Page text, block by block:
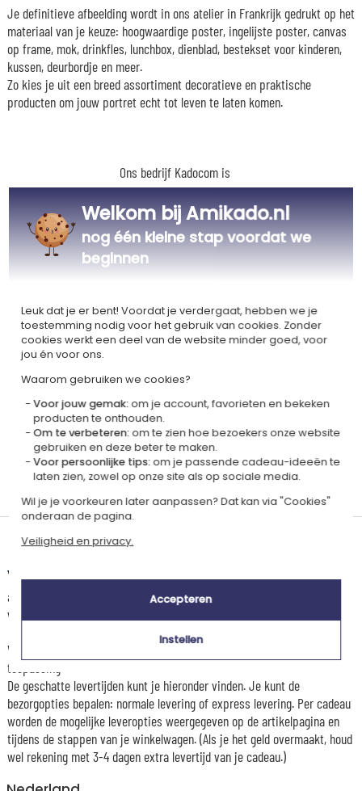
Ons bedrijf Kadocom is
Onze MVO-aanpak|Labels
Gepersonaliseerd
Je definitieve afbeelding wordt in ons atelier in Frankrijk gedrukt op het
materiaal van je keuze: hoogwaardige poster, ingelijste poster, canvas
op frame, mok, drinkfles, lunchbox, dienblad, bestekset voor kinderen,
kussen, deurbordje en meer.
Zo kies je uit een breed assortiment decoratieve en praktische
producten om jouw portret echt tot leven te laten komen.
Levertijd en verzendkosten
Dit artikel wordt gepersonaliseerd in ons Amikado
atelier. Het komt in aanmerking voor de aanbieding «Gratis verzending
vanaf 85 € aankoop» -
Voor elke bestelling onder 85 €, zijn de onderstaande verzendkosten van
toepassing.
De geschatte levertijden kunt je hieronder vinden. Je kunt de
bezorgopties bepalen: normale levering of express levering. Per cadeau
worden de mogelijke leveropties weergegeven op de artikelpagina en
tijdens de stappen van je winkelwagen. (Als je het geld overmaakt, houd
wel rekening met 3-4 dagen extra levertijd van je cadeau.)
Welkom bij Amikado.nl
nog één kleine stap voordat we
beginnen
Leuk dat je er bent! Voordat je verdergaat, hebben we je
toestemming nodig voor het gebruik van cookies. Zonder
cookies werkt een deel van de website minder goed, voor
jou én voor ons.
Waarom gebruiken we cookies?
Voor jouw gemak:om je account, favorieten en bekeken
producten te onthouden.
Om te verbeteren:om te zien hoe bezoekers onze website
gebruiken en deze beter te maken.
Voor persoonlijke tips:om je passende cadeau-ideeën te
laten zien, zowel op onze site als op sociale media.
Wil je je voorkeuren later aanpassen? Dat kan via "Cookies"
onderaan de pagina.
Veiligheid en privacy.
Accepteren
Instellen